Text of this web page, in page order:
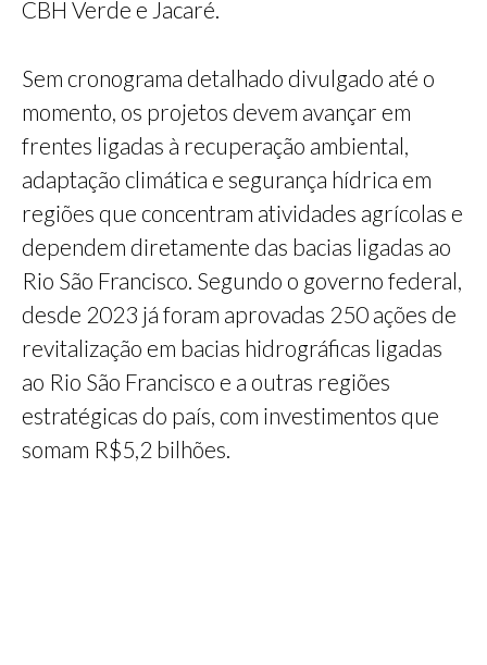
CBH Verde e Jacaré.
Sem cronograma detalhado divulgado até o
momento, os projetos devem avançar em
frentes ligadas à recuperação ambiental,
adaptação climática e segurança hídrica em
regiões que concentram atividades agrícolas e
dependem diretamente das bacias ligadas ao
Rio São Francisco. Segundo o governo federal,
desde 2023 já foram aprovadas 250 ações de
revitalização em bacias hidrográficas ligadas
ao Rio São Francisco e a outras regiões
estratégicas do país, com investimentos que
somam R$5,2 bilhões.